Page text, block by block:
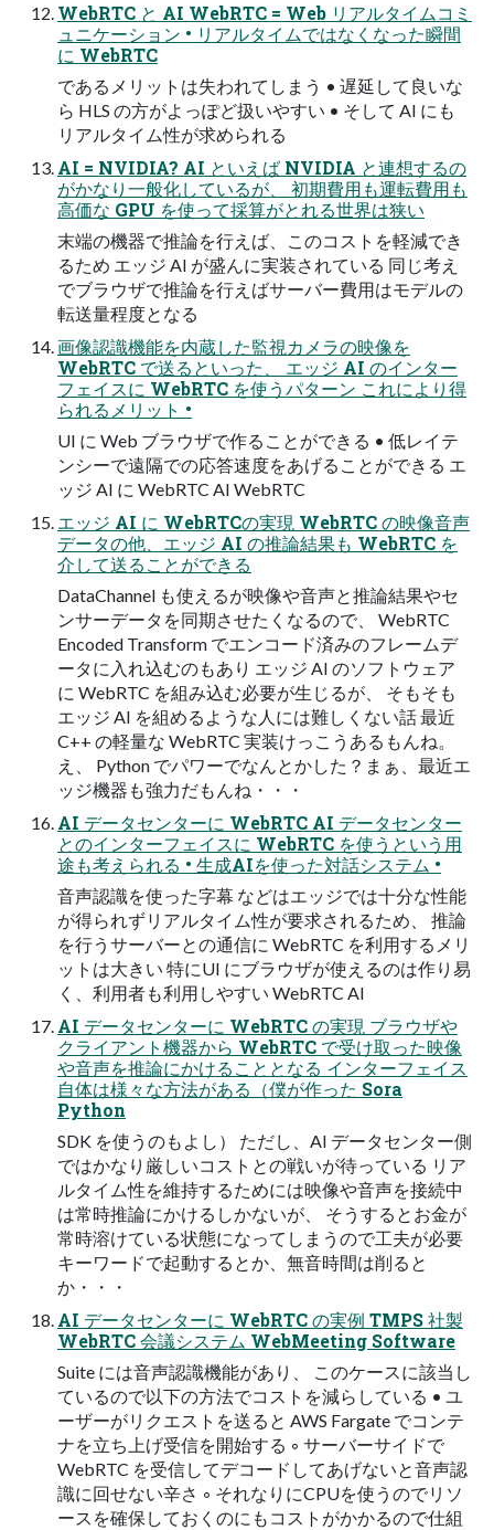
WebRTC と AI WebRTC = Web リアルタイムコミ
ュニケーション • リアルタイムではなくなった瞬間
に WebRTC
であるメリットは失われてしまう • 遅延して良いな
ら HLS の方がよっぽど扱いやすい • そして AI にも
リアルタイム性が求められる
AI = NVIDIA? AI といえば NVIDIA と連想するの
がかなり一般化しているが、 初期費用も運転費用も
高価な GPU を使って採算がとれる世界は狭い
末端の機器で推論を行えば、このコストを軽減でき
るため エッジ AI が盛んに実装されている 同じ考え
でブラウザで推論を行えばサーバー費用はモデルの
転送量程度となる
画像認識機能を内蔵した監視カメラの映像を
WebRTC で送るといった、 エッジ AI のインター
フェイスに WebRTC を使うパターン これにより得
られるメリット •
UI に Web ブラウザで作ることができる • 低レイテ
ンシーで遠隔での応答速度をあげることができる エ
ッジ AI に WebRTC AI WebRTC
エッジ AI に WebRTCの実現 WebRTC の映像音声
データの他、エッジ AI の推論結果も WebRTC を
介して送ることができる
DataChannel も使えるが映像や音声と推論結果やセ
ンサーデータを同期させたくなるので、 WebRTC
Encoded Transform でエンコード済みのフレームデ
ータに入れ込むのもあり エッジ AI のソフトウェア
に WebRTC を組み込む必要が生じるが、 そもそも
エッジ AI を組めるような人には難しくない話 最近
C++ の軽量な WebRTC 実装けっこうあるもんね。
え、 Python でパワーでなんとかした？まぁ、最近エ
ッジ機器も強力だもんね・・・
AI データセンターに WebRTC AI データセンター
とのインターフェイスに WebRTC を使うという用
途も考えられる • 生成AIを使った対話システム •
音声認識を使った字幕 などはエッジでは十分な性能
が得られずリアルタイム性が要求されるため、 推論
を行うサーバーとの通信に WebRTC を利用するメリ
ットは大きい 特にUI にブラウザが使えるのは作り易
く、利用者も利用しやすい WebRTC AI
AI データセンターに WebRTC の実現 ブラウザや
クライアント機器から WebRTC で受け取った映像
や音声を推論にかけることとなる インターフェイス
自体は様々な方法がある（僕が作った Sora
Python
SDK を使うのもよし） ただし、AI データセンター側
ではかなり厳しいコストとの戦いが待っている リア
ルタイム性を維持するためには映像や音声を接続中
は常時推論にかけるしかないが、 そうするとお金が
常時溶けている状態になってしまうので工夫が必要
キーワードで起動するとか、無音時間は削ると
か・・・
AI データセンターに WebRTC の実例 TMPS 社製
WebRTC 会議システム WebMeeting Software
Suite には音声認識機能があり、 このケースに該当し
ているので以下の方法でコストを減らしている • ユ
ーザーがリクエストを送ると AWS Fargate でコンテ
ナを立ち上げ受信を開始する ◦ サーバーサイドで
WebRTC を受信してデコードしてあげないと音声認
識に回せない辛さ ◦ それなりにCPUを使うのでリソ
ースを確保しておくのにもコストがかかるので仕組